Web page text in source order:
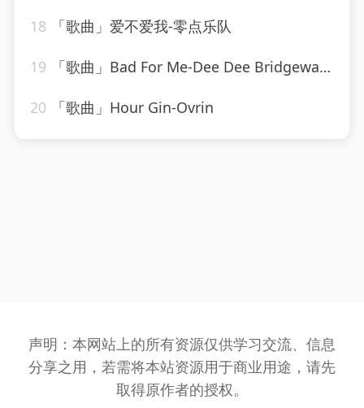
18 「歌曲」爱不爱我-零点乐队
19 「歌曲」Bad For Me-Dee Dee Bridgewater
20 「歌曲」Hour Gin-Ovrin
声明：本网站上的所有资源仅供学习交流、信息
分享之用，若需将本站资源用于商业用途，请先
取得原作者的授权。